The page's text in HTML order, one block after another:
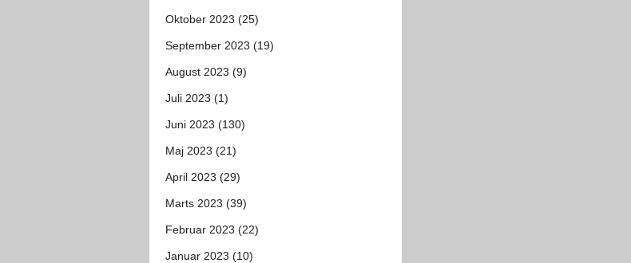
Oktober 2023 (25)
September 2023 (19)
August 2023 (9)
Juli 2023 (1)
Juni 2023 (130)
Maj 2023 (21)
April 2023 (29)
Marts 2023 (39)
Februar 2023 (22)
Januar 2023 (10)